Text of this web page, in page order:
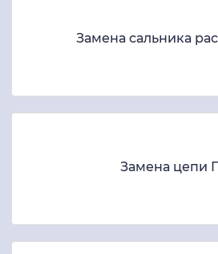
Замена сальника
Замена цепи